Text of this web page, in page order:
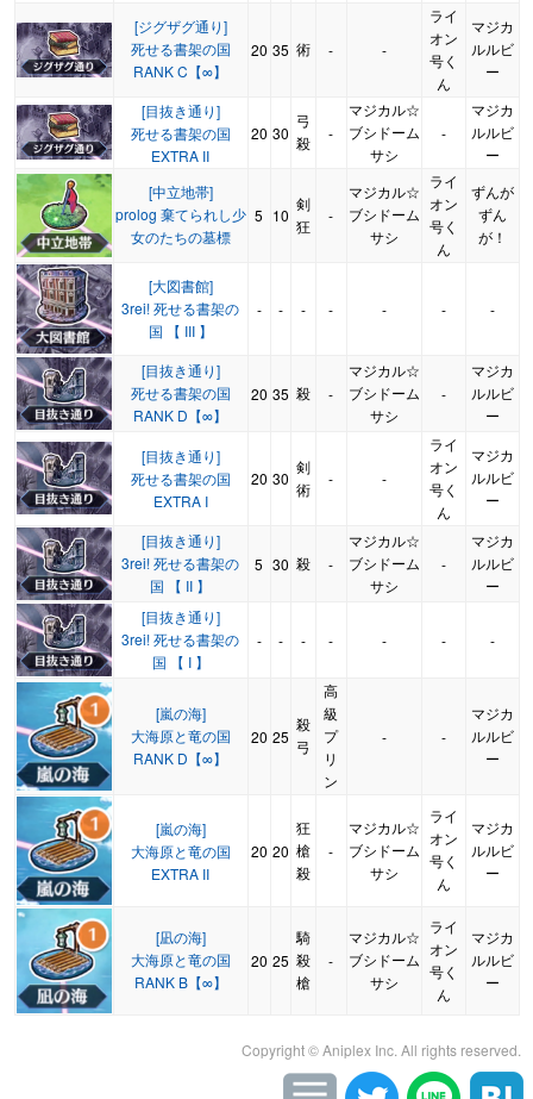
[ジグザグ通り]
死せる書架の国
RANK C【∞】
20 35 術 - -
ライ
オン
号く
ん
マジカ
ルルビ
ー
[目抜き通り]
死せる書架の国
EXTRA II
20 30
弓
殺
-
マジカル☆
ブシドーム
サシ
-
マジカ
ルルビ
ー
[中立地帯]
prolog 棄てられし少
女のたちの墓標
5 10
剣
狂
-
マジカル☆
ブシドーム
サシ
ライ
オン
号く
ん
ずんが
ずん
が！
[大図書館]
3rei! 死せる書架の
国 【 III 】
- - - - - - -
[目抜き通り]
死せる書架の国
RANK D【∞】
20 35 殺 -
マジカル☆
ブシドーム
サシ
-
マジカ
ルルビ
ー
[目抜き通り]
死せる書架の国
EXTRA I
20 30
剣
術
- -
ライ
オン
号く
ん
マジカ
ルルビ
ー
[目抜き通り]
3rei! 死せる書架の
国 【 II 】
5 30 殺 -
マジカル☆
ブシドーム
サシ
-
マジカ
ルルビ
ー
[目抜き通り]
3rei! 死せる書架の
国 【 I 】
- - - - - - -
[嵐の海]
大海原と竜の国
RANK D【∞】
20 25
殺
弓
高
級
プ
リ
ン
- -
マジカ
ルルビ
ー
[嵐の海]
大海原と竜の国
EXTRA II
20 20
狂
槍
殺
-
マジカル☆
ブシドーム
サシ
ライ
オン
号く
ん
マジカ
ルルビ
ー
[凪の海]
大海原と竜の国
RANK B【∞】
20 25
騎
殺
槍
-
マジカル☆
ブシドーム
サシ
ライ
オン
号く
ん
マジカ
ルルビ
ー
Copyright © Aniplex Inc. All rights reserved.